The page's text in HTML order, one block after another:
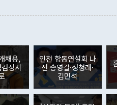
핑에서 정 장관이 언급한 '4자
토크에서 열리는 '동방경제포
을) 검토하고 있다"고 발언한 데
이라며 "아직 거기까지 진도가
개한 대북 구상과 설명은 정부
있다. 특히 주적 표현 대체와 국
진 등은 통일부 장관이 결정할
있다. 이 대통령은 정 장관의 업
다 전월 분기배당에 따른 기저
만달러)을 넘어선 것이다. 직
만달러, 외국인의 국내투자
에서는 외국인의 국내 주식 매
차익실현 매도 등의 영향으로
만달러)에 이어 역대 최대 순
채권투자는 세계국채지수
채용,
정시
인천 합동연설회 나
선 송영길·정청래·
김민석